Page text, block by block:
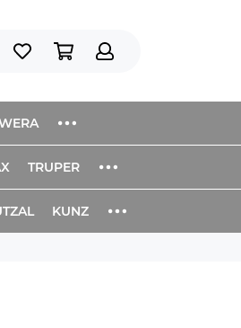
TRUPER
KUNZ